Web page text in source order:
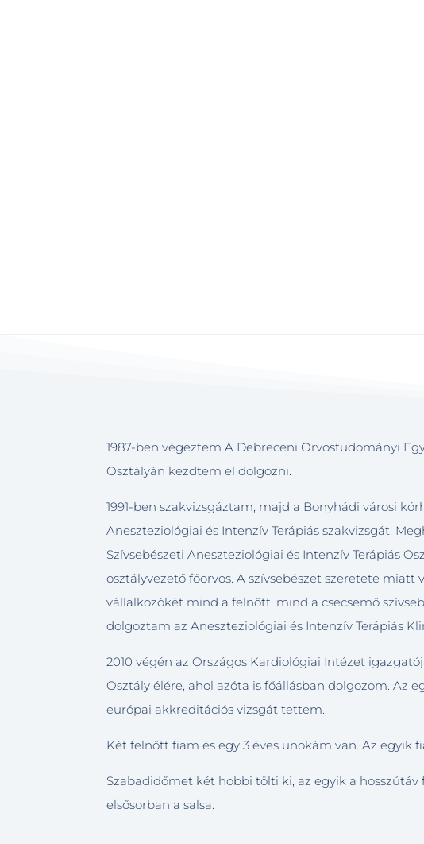
1987-ben végeztem A Debreceni Orvostudományi
Osztályán kezdtem el dolgozni.
1991-ben szakvizsgáztam, majd a Bonyhádi városi
Aneszteziológiai és Intenzív Terápiás szakvizsgát.
Szívsebészeti Aneszteziológiai és Intenzív Terápiás
osztályvezető főorvos. A szívsebészet szeretete
vállalkozókét mind a felnőtt, mind a csecsemő
dolgoztam az Aneszteziológiai és Intenzív Terápiás
2010 végén az Országos Kardiológiai Intézet
Osztály élére, ahol azóta is főállásban dolgozom. Az
európai akkreditációs vizsgát tettem.
Két felnőtt fiam és egy 3 éves unokám van. Az egyik
Szabadidőmet két hobbi tölti ki, az egyik a
elsősorban a salsa.